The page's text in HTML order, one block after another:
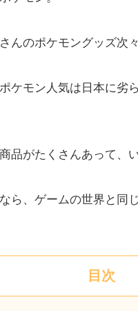
んのポケモングッズ次
ケモン人気は日本に劣
品がたくさんあって、
ら、ゲームの世界と同
目次